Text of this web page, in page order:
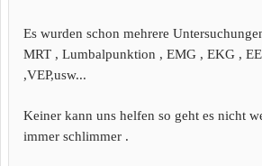
Es wurden schon mehrere
MRT , Lumbalpunktion , EMG , EKG ,
,VEP,usw...
Keiner kann uns helfen so geht es nicht
immer schlimmer .